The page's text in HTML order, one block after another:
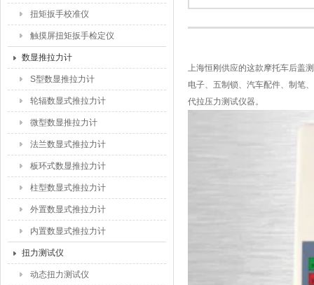
扭矩扳手校准仪
触摸屏扭矩扳手检定仪
数显推拉力计
S型数显推拉力计
轮辐数显式推拉力计
微型数显推拉力计
法兰数显式推拉力计
板环式数显推拉力计
柱型数显式推拉力计
外置数显式推拉力计
内置数显式推拉力计
扭力测试仪
动态扭力测试仪
上海恒刚供应的这款摩托车后盖
电子、五制锁、汽车配件、制笔
代拉压力测试仪器。